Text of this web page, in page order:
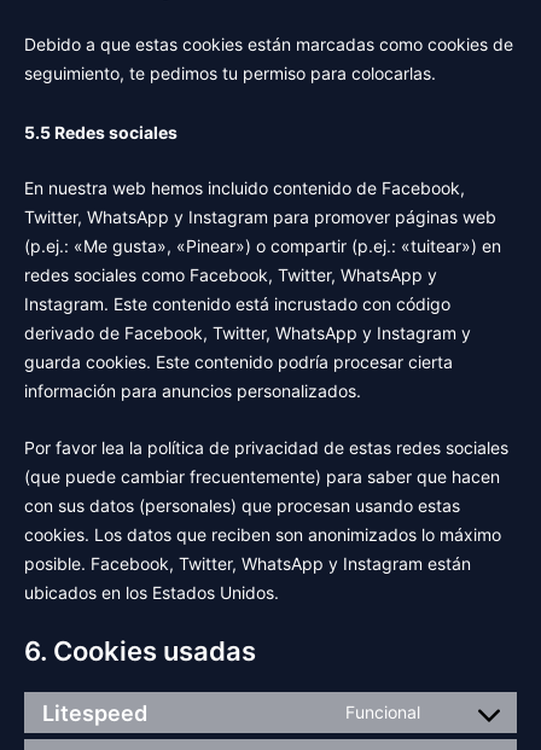
Debido a que estas cookies están marcadas como cookies de
seguimiento, te pedimos tu permiso para colocarlas.
5.5 Redes sociales
En nuestra web hemos incluido contenido de Facebook,
Twitter, WhatsApp y Instagram para promover páginas web
(p.ej.: «Me gusta», «Pinear») o compartir (p.ej.: «tuitear») en
redes sociales como Facebook, Twitter, WhatsApp y
Instagram. Este contenido está incrustado con código
derivado de Facebook, Twitter, WhatsApp y Instagram y
guarda cookies. Este contenido podría procesar cierta
información para anuncios personalizados.
Por favor lea la política de privacidad de estas redes sociales
(que puede cambiar frecuentemente) para saber que hacen
con sus datos (personales) que procesan usando estas
cookies. Los datos que reciben son anonimizados lo máximo
posible. Facebook, Twitter, WhatsApp y Instagram están
ubicados en los Estados Unidos.
6. Cookies usadas
Litespeed Funcional
Consent